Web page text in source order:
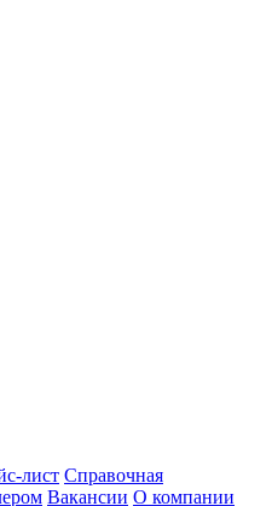
лист Справочная
Вакансии О компании